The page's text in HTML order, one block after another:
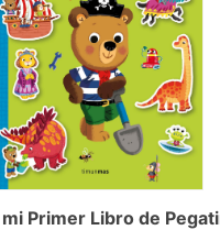
Primer Libro de